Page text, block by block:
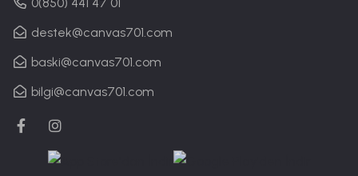
0(850) 441 47 01
destek@canvas701.com
baski@canvas701.com
bilgi@canvas701.com